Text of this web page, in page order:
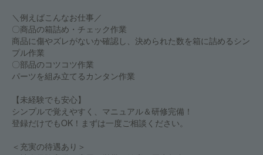
＼例えばこんなお仕事／
〇商品の箱詰め・チェック作業
商品に傷やズレがないか確認し、決められた数を箱に詰めるシン
プル作業
〇部品のコツコツ作業
パーツを組み立てるカンタン作業
【未経験でも安心】
シンプルで覚えやすく、マニュアル＆研修完備！
登録だけでもOK！まずは一度ご相談ください。
＜充実の待遇あり＞